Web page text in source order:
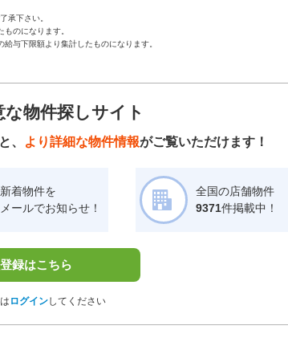
承下さい。
のになります。
与下限額より集計したものになります。
物件探しサイト
、 より詳細な物件情報がご覧いただけます！
新着物件を
メールでお知らせ！
全国の店舗物件
9371件掲載中！
録はこちら
ログインしてください